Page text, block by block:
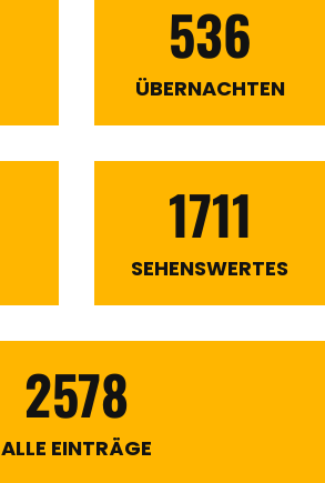
536
ÜBERNACHTEN
1711
SEHENSWERTES
2578
ALLE EINTRÄGE